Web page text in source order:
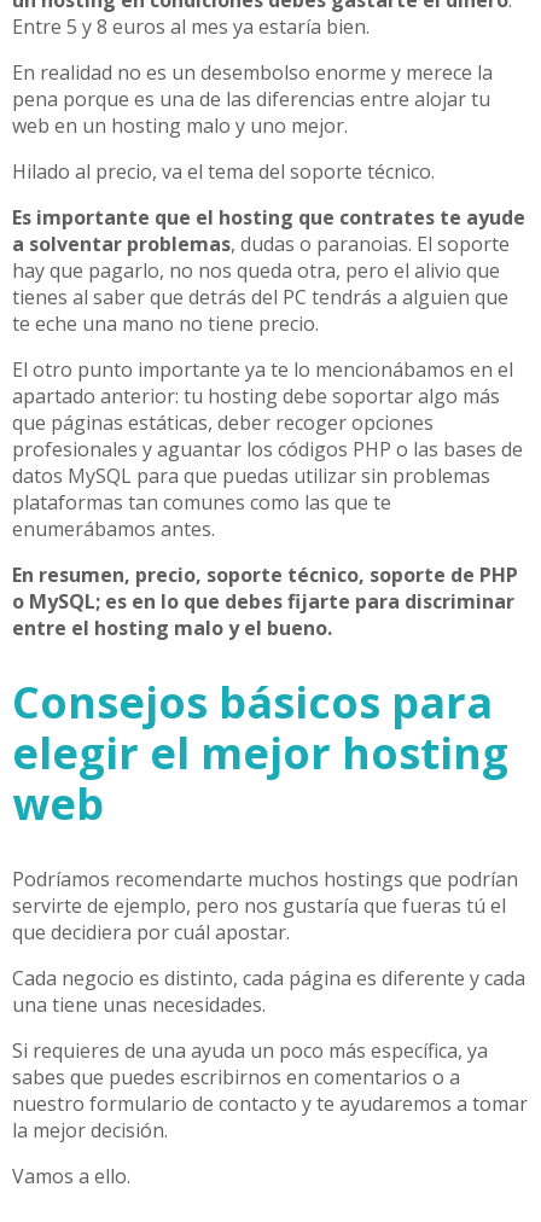
Entre 5 y 8 euros al mes ya estaría bien.
En realidad no es un desembolso enorme y merece la
pena porque es una de las diferencias entre alojar tu
web en un hosting malo y uno mejor.
Hilado al precio, va el tema del soporte técnico.
Es importante que el hosting que contrates te ayude
a solventar problemas, dudas o paranoias. El soporte
hay que pagarlo, no nos queda otra, pero el alivio que
tienes al saber que detrás del PC tendrás a alguien que
te eche una mano no tiene precio.
El otro punto importante ya te lo mencionábamos en el
apartado anterior: tu hosting debe soportar algo más
que páginas estáticas, deber recoger opciones
profesionales y aguantar los códigos PHP o las bases de
datos MySQL para que puedas utilizar sin problemas
plataformas tan comunes como las que te
enumerábamos antes.
En resumen, precio, soporte técnico, soporte de PHP
o MySQL; es en lo que debes fijarte para discriminar
entre el hosting malo y el bueno.
Consejos básicos para
elegir el mejor hosting
web
Podríamos recomendarte muchos hostings que podrían
servirte de ejemplo, pero nos gustaría que fueras tú el
que decidiera por cuál apostar.
Cada negocio es distinto, cada página es diferente y cada
una tiene unas necesidades.
Si requieres de una ayuda un poco más específica, ya
sabes que puedes escribirnos en comentarios o a
nuestro formulario de contacto y te ayudaremos a tomar
la mejor decisión.
Vamos a ello.